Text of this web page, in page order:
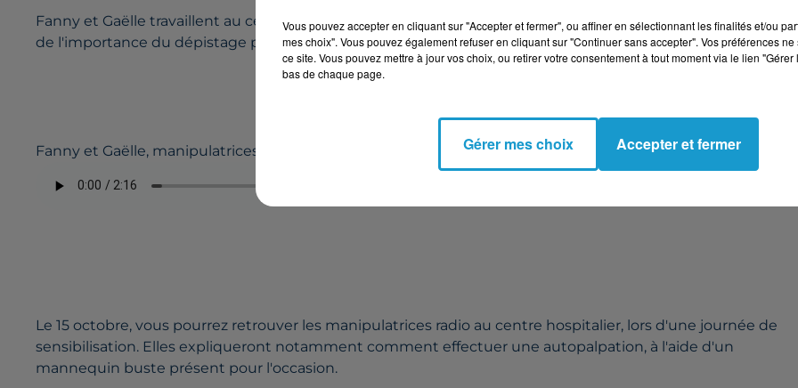
Fanny et Gaëlle travaillent au centre hospitalier du Centre Bretagne, elles parlent de leur métier, mais aussi
de l'importance du dépistage précoce du cancer du sein.
Fanny et Gaëlle, manipulatrices radio
Le 15 octobre, vous pourrez retrouver les manipulatrices radio au centre hospitalier, lors d'une journée de
sensibilisation. Elles expliqueront notamment comment effectuer une autopalpation, à l'aide d'un
mannequin buste présent pour l'occasion.
Vous pouvez accepter en cliquant sur "Accepter et fermer", ou affiner en sélectionnant les finalités et/ou
mes choix". Vous pouvez également refuser en cliquant sur "Continuer sans accepter". Vos préférences
ce site. Vous pouvez mettre à jour vos choix, ou retirer votre consentement à tout moment via le lien
bas de chaque page.
Gérer mes choix Accepter et fermer